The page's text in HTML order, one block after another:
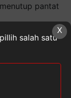
pantat
X
salah satu